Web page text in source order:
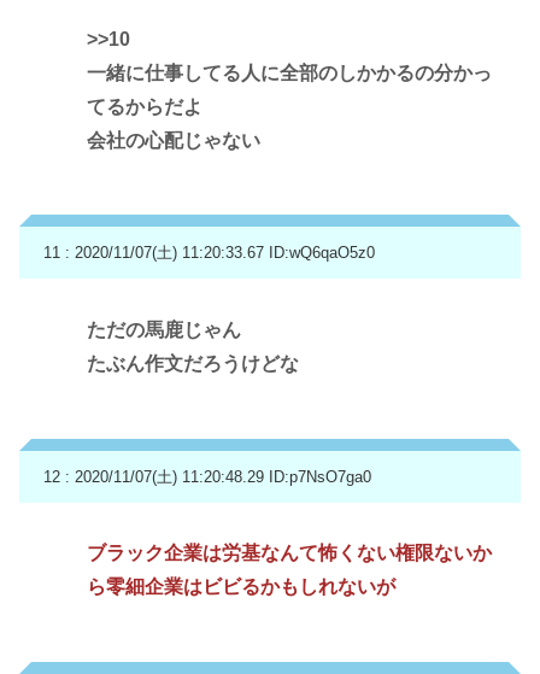
>>10
一緒に仕事してる人に全部のしかかるの分かっ
てるからだよ
会社の心配じゃない
11 : 2020/11/07(土) 11:20:33.67 ID:wQ6qaO5z0
ただの馬鹿じゃん
たぶん作文だろうけどな
12 : 2020/11/07(土) 11:20:48.29 ID:p7NsO7ga0
ブラック企業は労基なんて怖くない権限ないか
ら零細企業はビビるかもしれないが